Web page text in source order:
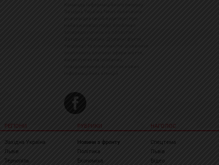
РЕГІОНИ
Західна Україна
Львів
Тернопіль
РУБРИКИ
Новини з фронту
Політика
Економіка
НАГОЛОС
Спецтема
Львів
Відео